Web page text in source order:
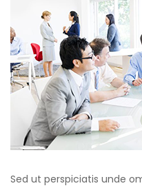
Sed ut perspiciatis unde